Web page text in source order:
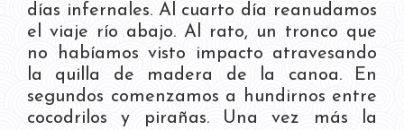
días infernales. Al cuarto día reanudamos
el viaje río abajo. Al rato, un tronco que
no habíamos visto impacto atravesando
la quilla de madera de la canoa. En
segundos comenzamos a hundirnos entre
cocodrilos y pirañas. Una vez más la